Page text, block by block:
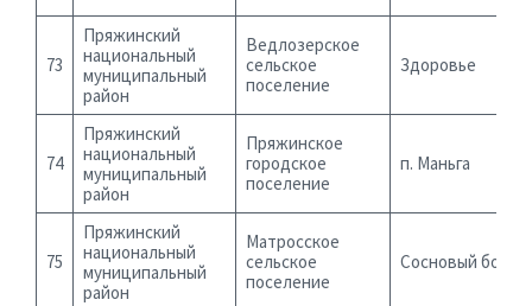
73
Пряжинский
национальный
муниципальный
район
Ведлозерское
сельское
поселение
Здоровье
74
Пряжинский
национальный
муниципальный
район
Пряжинское
городское
поселение
п. Маньга
75
Пряжинский
национальный
муниципальный
район
Матросское
сельское
поселение
Сосновый бор